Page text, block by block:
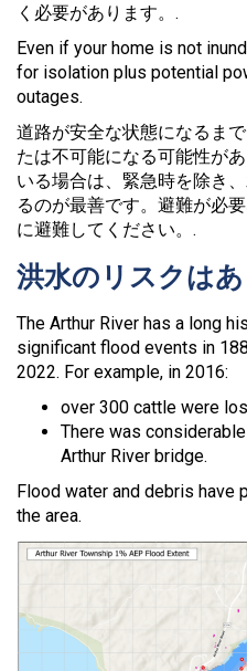
く必要があります。.
Even if your home is not
for isolation plus potential
outages.
道路が安全な状態になるま
たは不可能になる可能性が
いる場合は、緊急時を除き
るのが最善です。避難が必
に避難してください。.
洪水のリスクは
The Arthur River has a long
significant flood events in
2022. For example, in 2016:
over 300 cattle were
There was
Arthur River bridge.
Flood water and debris have
the area.